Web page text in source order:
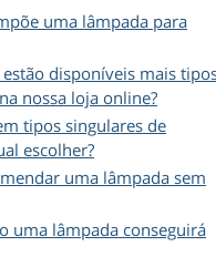
uma lâmpada para
disponíveis mais
nossa loja online?
tipos singulares de
escolher?
uma lâmpada sem
uma lâmpada conseguirá